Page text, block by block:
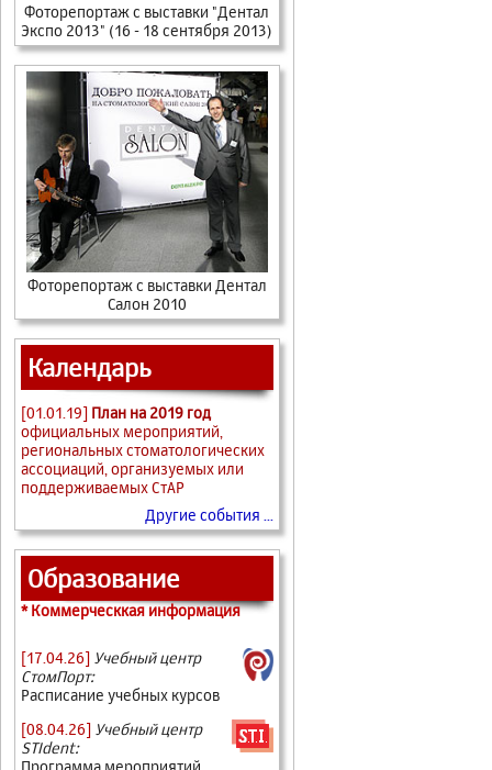
Фоторепортаж с выставки "Дентал
Экспо 2013" (16 - 18 сентября 2013)
Фоторепортаж с выставки Дентал
Салон 2010
Календарь
[01.01.19] План на 2019 год
официальных мероприятий,
региональных стоматологических
ассоциаций, организуемых или
поддерживаемых СтАР
Другие события ...
Образование
* Коммерческкая информация
[17.04.26] Учебный центр
СтомПорт:
Расписание учебных курсов
[08.04.26] Учебный центр
STIdent:
Программа мероприятий